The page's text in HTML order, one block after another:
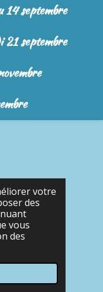
votre
des
vous
des
14 septembre
septembre